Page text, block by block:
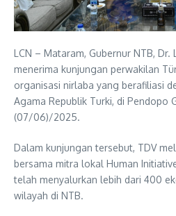
LCN – Mataram, Gubernur NTB, Dr.
menerima kunjungan perwakilan
organisasi nirlaba yang berafiliasi
Agama Republik Turki, di Pendopo
(07/06)/2025.
Dalam kunjungan tersebut, TDV
bersama mitra lokal Human
telah menyalurkan lebih dari 400
wilayah di NTB.